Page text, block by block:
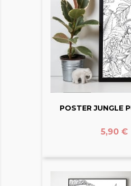
POSTER JUNGLE
Prix
5,90 €